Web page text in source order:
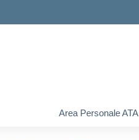
Area Personale ATA